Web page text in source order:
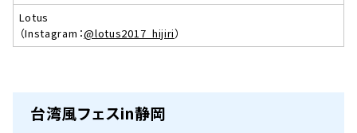
Lotus
（Instagram：@lotus2017_hijiri）
台湾風フェスin静岡